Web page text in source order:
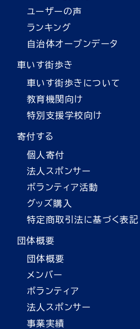
ユーザーの声
ランキング
自治体オープンデータ
車いす街歩き
車いす街歩きについて
教育機関向け
特別支援学校向け
寄付する
個人寄付
法人スポンサー
ボランティア活動
グッズ購入
特定商取引法に基づく表記
団体概要
団体概要
メンバー
ボランティア
法人スポンサー
事業実績